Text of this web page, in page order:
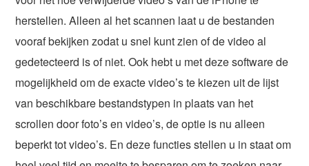
herstellen. Alleen al het scannen laat u de bestanden
vooraf bekijken zodat u snel kunt zien of de video al
gedetecteerd is of niet. Ook hebt u met deze software de
mogelijkheid om de exacte video’s te kiezen uit de lijst
van beschikbare bestandstypen in plaats van het
scrollen door foto’s en video’s, de optie is nu alleen
beperkt tot video’s. En deze functies stellen u in staat om